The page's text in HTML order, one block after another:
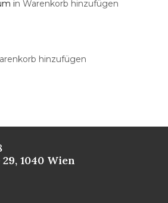
in Warenkorb hinzufügen
hinzufügen
1040 Wien